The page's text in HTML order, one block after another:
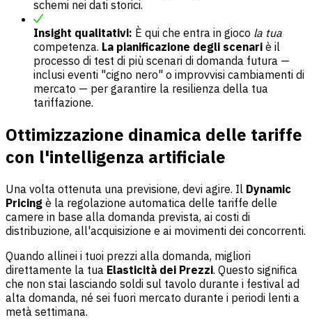
schemi nei dati storici.
Insight qualitativi: È qui che entra in gioco la tua
competenza. La pianificazione degli scenari è il
processo di test di più scenari di domanda futura —
inclusi eventi "cigno nero" o improvvisi cambiamenti di
mercato — per garantire la resilienza della tua
tariffazione.
Ottimizzazione dinamica delle tariffe
con l'intelligenza artificiale
Una volta ottenuta una previsione, devi agire. Il Dynamic
Pricing è la regolazione automatica delle tariffe delle
camere in base alla domanda prevista, ai costi di
distribuzione, all'acquisizione e ai movimenti dei concorrenti.
Quando allinei i tuoi prezzi alla domanda, migliori
direttamente la tua Elasticità dei Prezzi. Questo significa
che non stai lasciando soldi sul tavolo durante i festival ad
alta domanda, né sei fuori mercato durante i periodi lenti a
metà settimana.